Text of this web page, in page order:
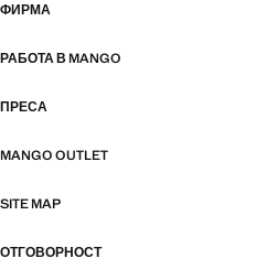
ФИРМА
РАБОТА В MANGO
ПРЕСА
MANGO OUTLET
SITE MAP
ОТГОВОРНОСТ